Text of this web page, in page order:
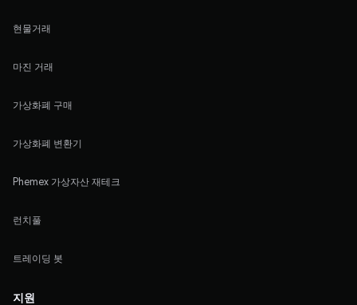
현물거래
마진 거래
가상화폐 구매
가상화폐 변환기
Phemex 가상자산 재테크
런치풀
트레이딩 봇
지원